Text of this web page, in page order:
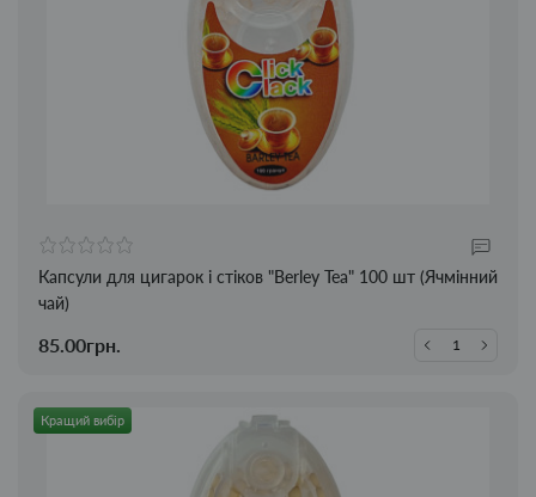
Капсули для цигарок і стіков "Berley Tea" 100 шт (Ячмінний
чай)
85.00грн.
Кращий вибір